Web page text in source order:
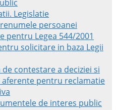
Legislatie
persoanei
pentru Legea 544/2001
solicitare in baza Legii
contestare a deciziei si
pentru reclamatie
de interes public